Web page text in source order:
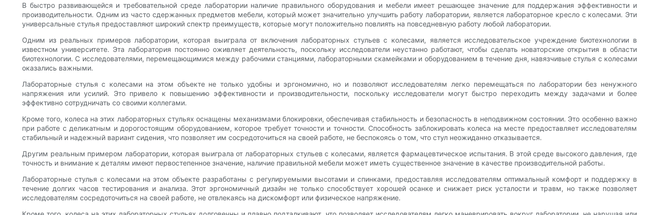
В быстро развивающейся и требовательной среде лаборатории наличие правильного оборудования и мебели имеет решающее значение для поддержания эффективности и
производительности. Одним из часто сдержанных предметов мебели, который может значительно улучшить работу лаборатории, является лабораторное кресло с колесами. Эти
универсальные стулья предоставляют широкий спектр преимуществ, которые могут положительно повлиять на повседневную работу любой лаборатории.
Одним из реальных примеров лаборатории, которая выиграла от включения лабораторных стульев с колесами, является исследовательское учреждение биотехнологии в
известном университете. Эта лаборатория постоянно оживляет деятельность, поскольку исследователи неустанно работают, чтобы сделать новаторские открытия в области
биотехнологии. С исследователями, перемещающимися между рабочими станциями, лабораторными скамейками и оборудованием в течение дня, навязчивые стулья с колесами
оказались важными.
Лабораторные стулья с колесами на этом объекте не только удобны и эргономично, но и позволяют исследователям легко перемещаться по лаборатории без ненужного
напряжения или усилий. Это привело к повышению эффективности и производительности, поскольку исследователи могут быстро переходить между задачами и более
эффективно сотрудничать со своими коллегами.
Кроме того, колеса на этих лабораторных стульях оснащены механизмами блокировки, обеспечивая стабильность и безопасность в неподвижном состоянии. Это особенно важно
при работе с деликатным и дорогостоящим оборудованием, которое требует точности и точности. Способность заблокировать колеса на месте предоставляет исследователям
стабильный и надежный вариант сидения, что позволяет им сосредоточиться на своей работе, не беспокоясь о том, что стул неожиданно отказывается.
Другим реальным примером лаборатории, которая выиграла от лабораторных стульев с колесами, является фармацевтическое испытания. В этой среде высокого давления, где
точность и внимание к деталям имеют первостепенное значение, наличие правильной мебели может иметь существенное значение в качестве производительной работы.
Лабораторные стулья с колесами на этом объекте разработаны с регулируемыми высотами и спинками, предоставляя исследователям оптимальный комфорт и поддержку в
течение долгих часов тестирования и анализа. Этот эргономичный дизайн не только способствует хорошей осанке и снижает риск усталости и травм, но также позволяет
исследователям сосредоточиться на своей работе, не отвлекаясь на дискомфорт или физическое напряжение.